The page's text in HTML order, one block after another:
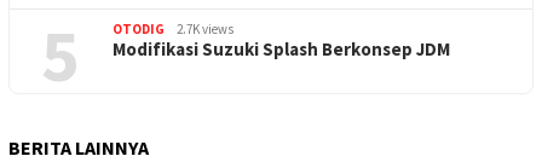
5 OTODIG 2.7K views
Modifikasi Suzuki Splash Berkonsep JDM
BERITA LAINNYA